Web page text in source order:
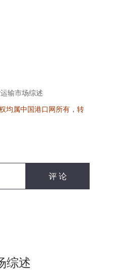
输市场综述
均属中国港口网所有，转
综述